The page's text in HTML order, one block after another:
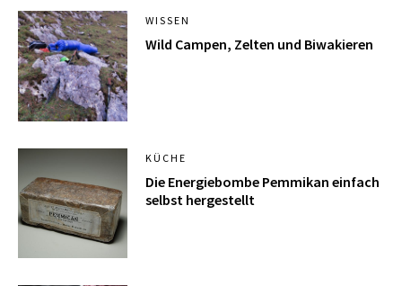
WISSEN
Wild Campen, Zelten und Biwakieren
KÜCHE
Die Energiebombe Pemmikan einfach
selbst hergestellt